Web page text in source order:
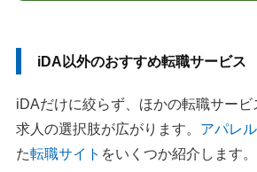
iDA以外のおすすめ転職サービス
iDAだけに絞らず、ほかの転職サービ
求人の選択肢が広がります。 アパレ
た転職サイト をいくつか紹介します。